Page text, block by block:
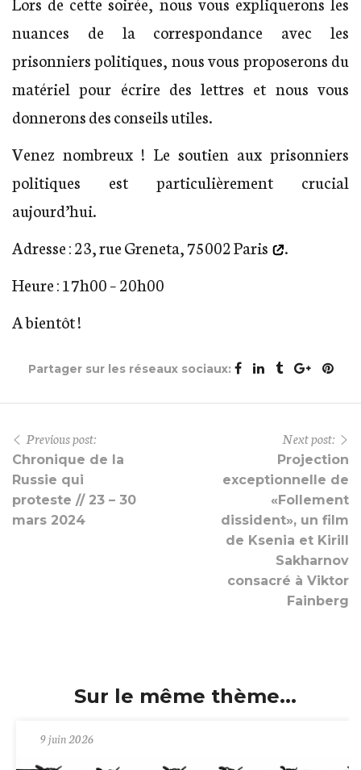
nuances de la correspondance avec les
prisonniers politiques, nous vous proposerons du
matériel pour écrire des lettres et nous vous
donnerons des conseils utiles.
Venez nombreux ! Le soutien aux prisonniers
politiques est particulièrement crucial
aujourd’hui.
Adresse :23, rue Greneta, 75002 Paris
.
Heure : 17h00 – 20h00
A bientôt !
Partager sur les réseaux sociaux:
Previous post:
Chronique de la
Russie qui
proteste // 23 – 30
mars 2024
Next post:
Projection
exceptionnelle de
«Follement
dissident», un film
de Ksenia et Kirill
Sakharnov
consacré à Viktor
Fainberg
Sur le même thème...
9 juin 2026